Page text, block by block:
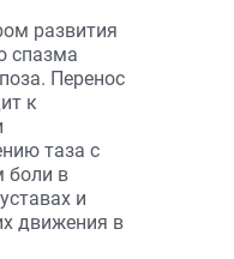
развития
спазма
Перенос
к
таза с
боли в
и
движения в